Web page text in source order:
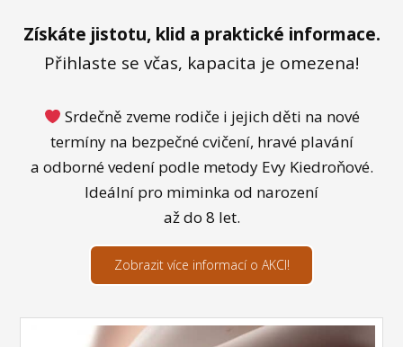
Získáte jistotu, klid a praktické informace.
Přihlaste se včas, kapacita je omezena!
Srdečně zveme rodiče i jejich děti na nové
termíny na bezpečné cvičení, hravé plavání
a odborné vedení podle metody Evy Kiedroňové.
Ideální pro miminka od narození
až do 8 let.
Zobrazit více informací o AKCI!